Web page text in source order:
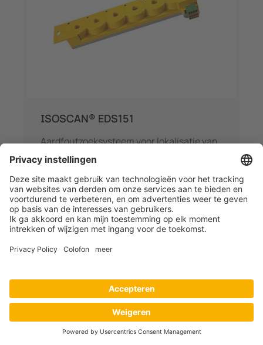
ISOSCAN® EDS151
Aardfoutzoeksysteem voor lokalisatie van
isolatiefouten in stuurstroomcircuits met
6 geïntegreerde meetspoelen.
Details
Normen
DIN EN 60255-1 VDE 0435-300